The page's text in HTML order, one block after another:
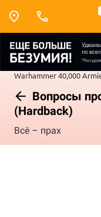
Warhammer 40,000
Вопросы
(Hardback)
Всё – прах